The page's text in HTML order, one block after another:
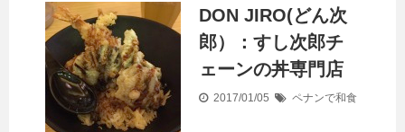
DON JIRO(どん次
郎）：すし次郎チ
ェーンの丼専門店
2017/01/05 ペナンで和食